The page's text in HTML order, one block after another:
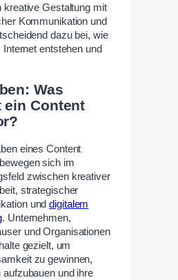
kreative Gestaltung mit
Kommunikation und
dazu bei, wie
Internet entstehen und
Was
ein Content
eines Content
sich im
zwischen kreativer
strategischer
unddigitalem
. Unternehmen,
und Organisationen
gezielt, um
zu gewinnen,
aufzubauen und ihre